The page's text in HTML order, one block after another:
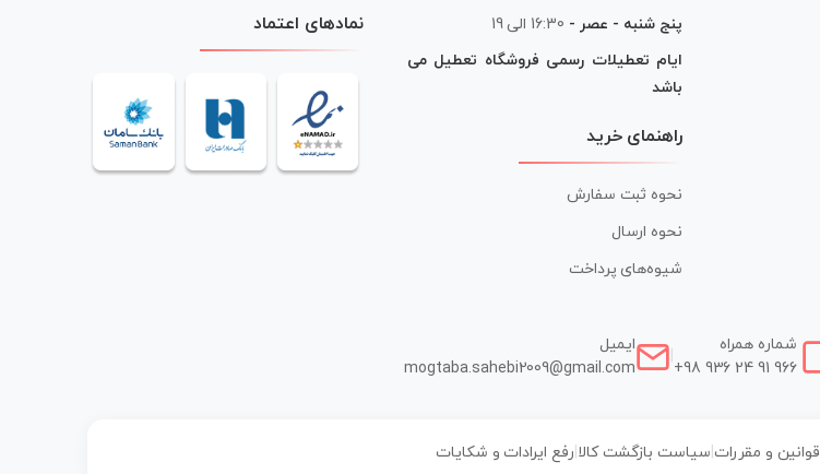
پنج شنبه - عصر - 16:30 الی 19
ایام تعطیلات رسمی فروشگاه تعطیل می
باشد
راهنمای خرید
نحوه ثبت سفارش
نحوه ارسال
شیوه‌های پرداخت
نمادهای اعتماد
شماره همراه
+98 936 24 91 966
ایمیل
mogtaba.sahebi2009@gmail.com
قوانین و مقررات سیاست بازگشت کالا رفع ایرادات و شکایات